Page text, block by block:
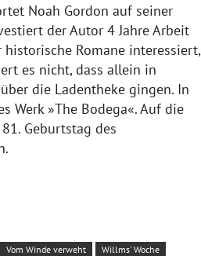
Noah Gordon auf seiner
der Autor 4 Jahre Arbeit
historische Romane interessiert,
es nicht, dass allein in
die Ladentheke gingen. In
Werk »The Bodega«. Auf die
Geburtstag des
Vom Winde verweht Willms' Woche